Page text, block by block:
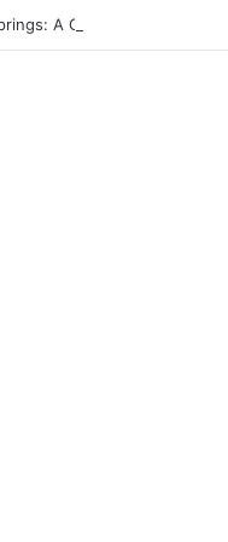
A Comprehensive Guide